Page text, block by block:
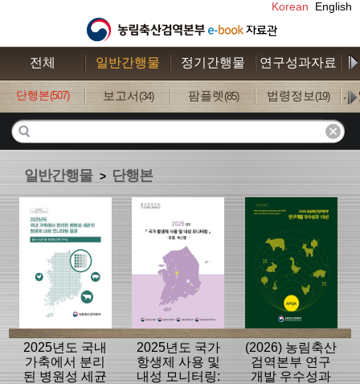
Korean English
전체 일반간행물 정기간행물 연구성과자료
단행본(507) 보고서 (34) 팜플렛 (85) 법령정보(19) 사
일반간행물 > 단행본
2025년도 국내
가축에서 분리
된 병원성 세균
2025년도 국가
항생제 사용 및
내성 모니터링:
(2026) 농림축산
검역본부 연구
개발 우수성과